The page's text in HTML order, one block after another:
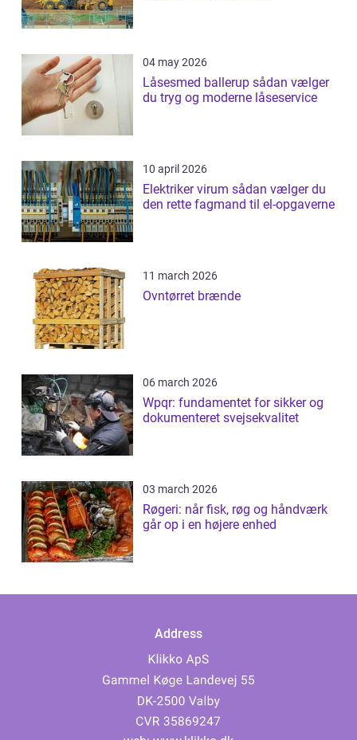
04 may 2026
Låsesmed ballerup sådan vælger
du tryg og moderne låseservice
10 april 2026
Elektriker virum sådan vælger du
den rette fagmand til el-opgaverne
11 march 2026
Ovntørret brænde
06 march 2026
Wpqr: fundamentet for sikker og
dokumenteret svejsekvalitet
03 march 2026
Røgeri: når fisk, røg og håndværk
går op i en højere enhed
Address